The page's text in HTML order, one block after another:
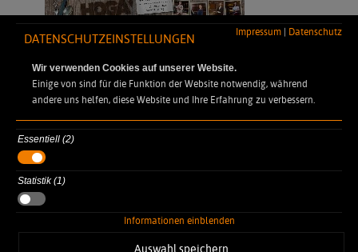
Impressum | Datenschutz
DATENSCHUTZEINSTELLUNGEN
Wir verwenden Cookies auf unserer Website.
Einige von sind für die Funktion der Website notwendig, während
andere uns helfen, diese Website und Ihre Erfahrung zu verbessern.
Essentiell (2)
Statistik (1)
Informationen einblenden
Auswahl speichern
DYNAMIC PROFESSIONAL
Robert-Koch-Straße 7
77694 Kehl Auenheim